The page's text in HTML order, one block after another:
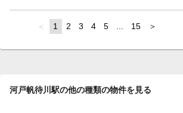
page
You're
page
1 page
2 page
3 page
4 page
5 pagepage
15 page
河戸帆待川駅の他の種類の物件を見る